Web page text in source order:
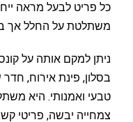
כל פריט לבעל מראה
משתלטת על החלל אך
ניתן למקם אותה על
בסלון, פינת אירוח,
טבעי ואמנותי. היא
צמחייה יבשה, פריטי